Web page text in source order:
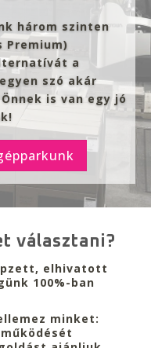
három szinten
Premium)
a
szó akár
is van egy jó
választani?
elhivatott
100%-ban
minket: